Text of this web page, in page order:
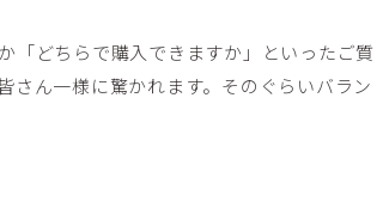
「どちらで購入できますか」といったご質
さん一様に驚かれます。そのぐらいバラン